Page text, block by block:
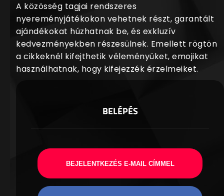
A közösség tagjai rendszeres
nyereményjátékokon vehetnek részt, garantált
ajándékokat húzhatnak be, és exkluzív
kedvezményekben részesülnek. Emellett rögtön
a cikkeknél kifejthetik véleményüket, emojikat
használhatnak, hogy kifejezzék érzelmeiket.
BELÉPÉS
BEJELENTKEZÉS E-MAIL CÍMMEL